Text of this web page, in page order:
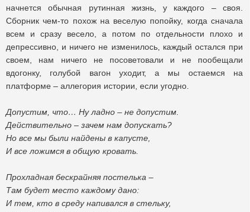
начнется обычная рутинная жизнь, у каждого – своя.
Сборник чем-то похож на веселую попойку, когда сначала
всем и сразу весело, а потом по отдельности плохо и
депрессивно, и ничего не изменилось, каждый остался при
своем, нам ничего не посоветовали и не пообещали
вдогонку, голубой вагон уходит, а мы остаемся на
платформе – аллегория истории, если угодно.
Допустим, что… Ну ладно – не допустим.
Действительно – зачем нам допускать?
Но все мы были найдены в капусте,
И все ложимся в общую кровать.
Прохладная бескрайняя постелька –
Там будет место каждому дано:
И тем, кто в среду напивался в стельку,